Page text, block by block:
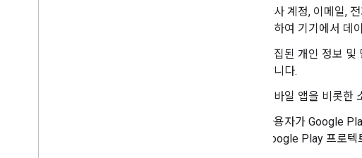
타사 계정, 이메일,
롯하여 기기에서
수집된 개인 정보
합니다.
모바일 앱을 비롯
사용자가 Google
Google Play 프로